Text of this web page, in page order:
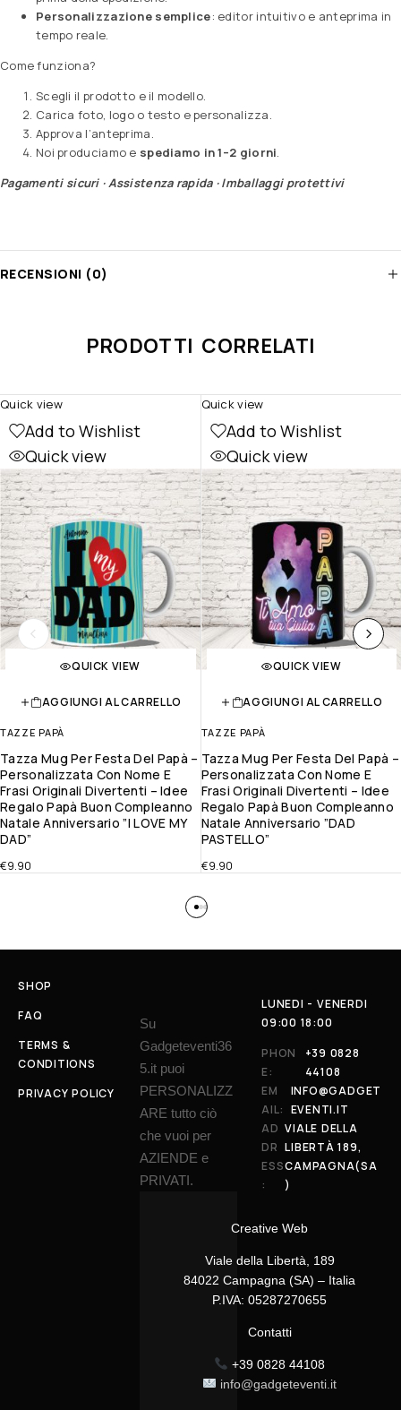
Personalizzazione semplice: editor intuitivo e anteprima in
tempo reale.
Come funziona?
Scegli il prodotto e il modello.
Carica foto, logo o testo e personalizza.
Approva l’anteprima.
Noi produciamo e spediamo in 1–2 giorni.
Pagamenti sicuri · Assistenza rapida · Imballaggi protettivi
RECENSIONI (0)
PRODOTTI CORRELATI
Add to Wishlist
Quick view
QUICK VIEW
AGGIUNGI AL CARRELLO
TAZZE PAPÀ
Tazza Mug Per Festa Del Papà –
Personalizzata Con Nome E
Frasi Originali Divertenti – Idee
Regalo Papà Buon Compleanno
Natale Anniversario ”I LOVE MY
DAD”
€9.90
Quick view
Add to Wishlist
Quick view
QUICK VIEW
AGGIUNGI AL CARRELLO
TAZZE PAPÀ
Tazza Mug Per Festa Del Papà –
Personalizzata Con Nome E
Frasi Originali Divertenti – Idee
Regalo Papà Buon Compleanno
Natale Anniversario ”DAD
PASTELLO”
€9.90
Quick view
SHOP
FAQ
TERMS &
CONDITIONS
PRIVACY POLICY
Su
Gadgeteventi36
5.it puoi
PERSONALIZZ
ARE tutto ciò
che vuoi per
AZIENDE e
PRIVATI.
Creative Web
Viale della Libertà, 189
84022 Campagna (SA) – Italia
P.IVA: 05287270655
Contatti
+39 0828 44108
info@gadgeteventi.it
LUNEDI - VENERDI
09:00 18:00
PHON
E:
+39 0828
44108
EM
AIL:
INFO@GADGET
EVENTI.IT
AD
DR
ESS
:
VIALE DELLA
LIBERTÀ 189,
CAMPAGNA(SA
)